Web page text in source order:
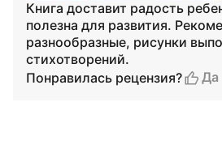
Книга доставит радость
полезна для развития.
разнообразные, рисунки
стихотворений.
Понравилась рецензия?
Да